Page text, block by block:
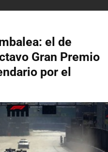
el de
Gran Premio
por el